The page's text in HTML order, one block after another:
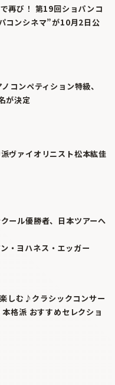
再び！ 第19回ショパンコ
コンシネマ”が10月2日公
コンペティション特級、
が決定
ヴァイオリニスト松本紘佳
ール優勝者、日本ツアーへ
・ヨハネス・エッガー
しむ♪クラシックコンサー
格派 おすすめセレクショ